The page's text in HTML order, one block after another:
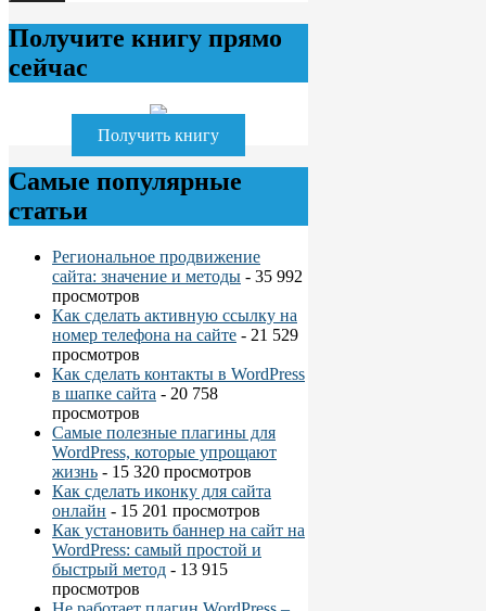
Получите книгу прямо
сейчас
Получить книгу
Самые популярные
статьи
Региональное продвижение
сайта: значение и методы - 35 992
просмотров
Как сделать активную ссылку на
номер телефона на сайте - 21 529
просмотров
Как сделать контакты в WordPress
в шапке сайта - 20 758
просмотров
Самые полезные плагины для
WordPress, которые упрощают
жизнь - 15 320 просмотров
Как сделать иконку для сайта
онлайн - 15 201 просмотров
Как установить баннер на сайт на
WordPress: самый простой и
быстрый метод - 13 915
просмотров